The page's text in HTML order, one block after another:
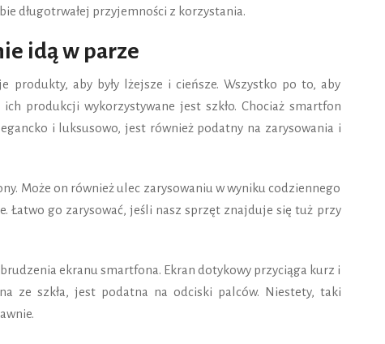
długotrwałej przyjemności z korzystania.
idą w parze
produkty, aby były lżejsze i cieńsze. Wszystko po to, aby
produkcji wykorzystywane jest szkło. Chociaż smartfon
i luksusowo, jest również podatny na zarysowania i
Może on również ulec zarysowaniu w wyniku codziennego
Łatwo go zarysować, jeśli nasz sprzęt znajduje się tuż przy
ekranu smartfona. Ekran dotykowy przyciąga kurz i
ze szkła, jest podatna na odciski palców. Niestety, taki